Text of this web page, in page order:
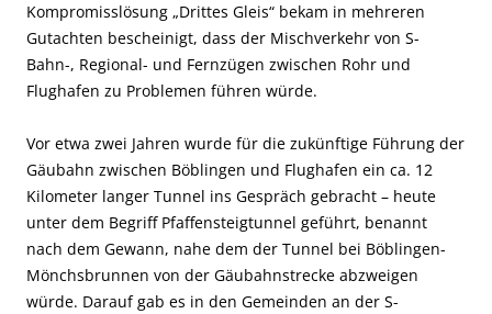
Kompromisslösung „Drittes Gleis“ bekam in mehreren
Gutachten bescheinigt, dass der Mischverkehr von S-
Bahn-, Regional- und Fernzügen zwischen Rohr und
Flughafen zu Problemen führen würde.
Vor etwa zwei Jahren wurde für die zukünftige Führung der
Gäubahn zwischen Böblingen und Flughafen ein ca. 12
Kilometer langer Tunnel ins Gespräch gebracht – heute
unter dem Begriff Pfaffensteigtunnel geführt, benannt
nach dem Gewann, nahe dem der Tunnel bei Böblingen-
Mönchsbrunnen von der Gäubahnstrecke abzweigen
würde. Darauf gab es in den Gemeinden an der S-